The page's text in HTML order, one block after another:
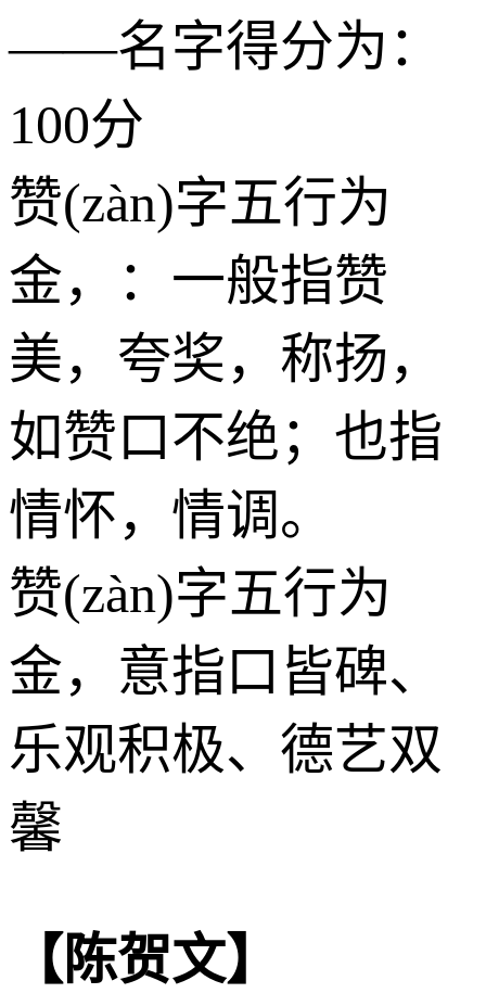
——名字得分为：
100分
赞(zàn)字五行为
金，：一般指赞
美，夸奖，称扬，
如赞口不绝；也指
情怀，情调。
赞(zàn)字五行为
金，意指口皆碑、
乐观积极、德艺双
馨
【陈贺文】